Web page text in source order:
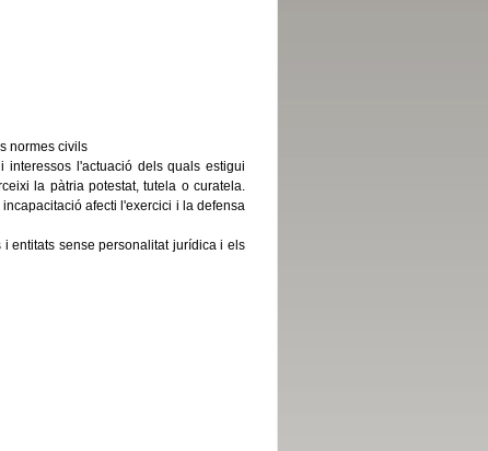
normes civils
l'actuació dels quals estigui
la pàtria potestat, tutela o curatela.
afecti l'exercici i la defensa
entitats sense personalitat jurídica i els